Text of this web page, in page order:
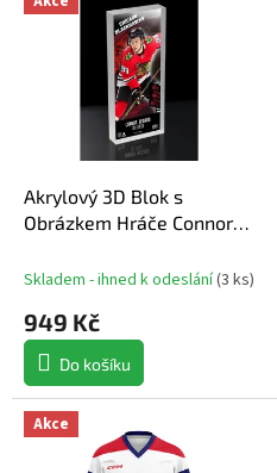
Nejdražší
Nejprodávanější
Abecedně
Akrylový 3D Blok s
Obrázkem Hráče Connor
Skladem - ihned k odeslání(3 ks)
949 Kč
Do košíku
Akce